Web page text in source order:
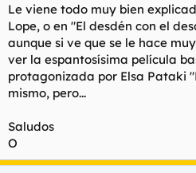
Le viene todo muy bien
Lope, o en "El desdén con el
aunque si ve que se le hace
ver la espantosísima película
protagonizada por Elsa Pataki
mismo, pero...
Saludos
O